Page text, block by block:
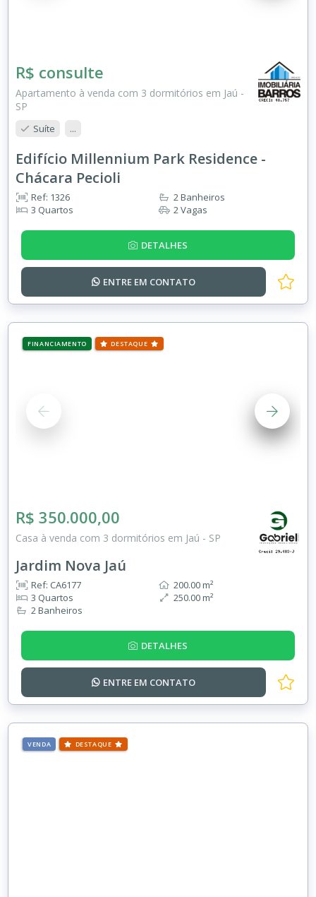
R$ consulte
Apartamento à venda com 3 dormitórios em Jaú -
SP
Suíte ...
Edifício Millennium Park Residence -
Chácara Pecioli
Ref: 1326
3 Quartos
2 Banheiros
2 Vagas
DETALHES
ENTRE EM CONTATO
FINANCIAMENTO DESTAQUE
R$ 350.000,00
Casa à venda com 3 dormitórios em Jaú - SP
Jardim Nova Jaú
Ref: CA6177
3 Quartos
2 Banheiros
200.00 m²
250.00 m²
DETALHES
ENTRE EM CONTATO
VENDA DESTAQUE